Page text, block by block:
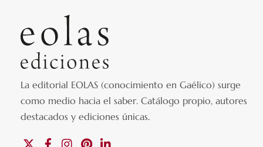
La editorial EOLAS (conocimiento en Gaélico) surge
como medio hacia el saber.Catálogo propio, autores
destacados y ediciones únicas.
FacebookInstagramPinterest